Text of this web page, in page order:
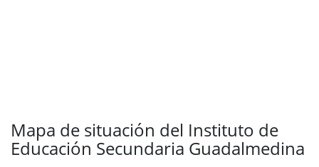
Mapa de situación del Instituto de
Educación Secundaria Guadalmedina